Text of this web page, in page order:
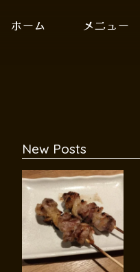
ホーム メニュー
New Posts